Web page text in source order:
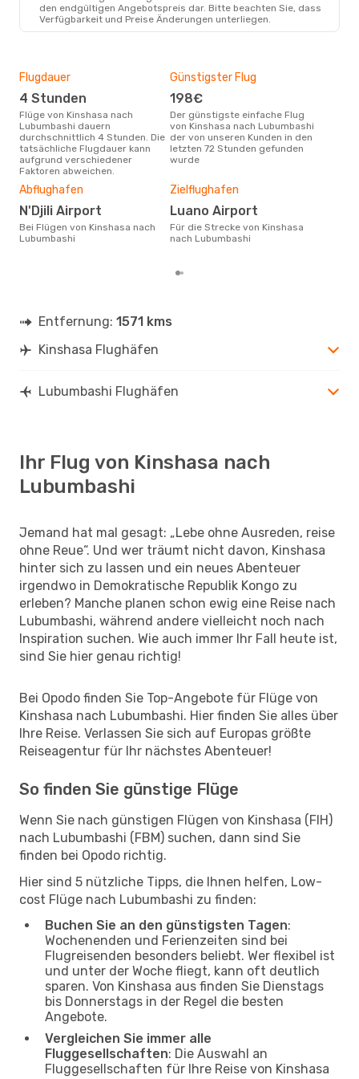
FIH- FBM
Ethiopian AirlinesDirekt
FBM- FIH
den endgültigen Angebotspreis dar. Bitte beachten Sie, dass
Verfügbarkeit und Preise Änderungen unterliegen.
Flugdauer
4 Stunden
Flüge von Kinshasa nach
Lubumbashi dauern
durchschnittlich 4 Stunden. Die
tatsächliche Flugdauer kann
aufgrund verschiedener
Faktoren abweichen.
Günstigster Flug
198€
Der günstigste einfache Flug
von Kinshasa nach Lubumbashi
der von unseren Kunden in den
letzten 72 Stunden gefunden
wurde
Abflughafen
N'Djili Airport
Bei Flügen von Kinshasa nach
Lubumbashi
Zielflughafen
Luano Airport
Für die Strecke von Kinshasa
nach Lubumbashi
Entfernung: 1571 kms
Kinshasa Flughäfen
Lubumbashi Flughäfen
Ihr Flug von Kinshasa nach
Lubumbashi
Jemand hat mal gesagt: „Lebe ohne Ausreden, reise
ohne Reue“. Und wer träumt nicht davon, Kinshasa
hinter sich zu lassen und ein neues Abenteuer
irgendwo in Demokratische Republik Kongo zu
erleben? Manche planen schon ewig eine Reise nach
Lubumbashi, während andere vielleicht noch nach
Inspiration suchen. Wie auch immer Ihr Fall heute ist,
sind Sie hier genau richtig!
Bei Opodo finden Sie Top-Angebote für Flüge von
Kinshasa nach Lubumbashi. Hier finden Sie alles über
Ihre Reise. Verlassen Sie sich auf Europas größte
Reiseagentur für Ihr nächstes Abenteuer!
So finden Sie günstige Flüge
Wenn Sie nach günstigen Flügen von Kinshasa (FIH)
nach Lubumbashi (FBM) suchen, dann sind Sie
finden bei Opodo richtig.
Hier sind 5 nützliche Tipps, die Ihnen helfen, Low-
cost Flüge nach Lubumbashi zu finden:
Buchen Sie an den günstigsten Tagen:
Wochenenden und Ferienzeiten sind bei
Flugreisenden besonders beliebt. Wer flexibel ist
und unter der Woche fliegt, kann oft deutlich
sparen. Von Kinshasa aus finden Sie Dienstags
bis Donnerstags in der Regel die besten
Angebote.
Vergleichen Sie immer alle
Fluggesellschaften: Die Auswahl an
Fluggesellschaften für Ihre Reise von Kinshasa